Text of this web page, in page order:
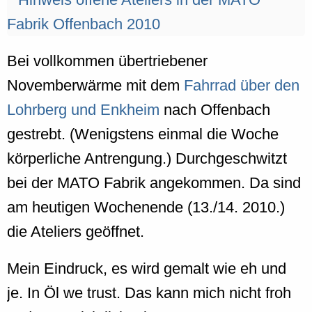
Bei vollkommen übertriebener
Novemberwärme mit dem Fahrrad über den
Lohrberg und Enkheim nach Offenbach
gestrebt. (Wenigstens einmal die Woche
körperliche Antrengung.) Durchgeschwitzt
bei der MATO Fabrik angekommen. Da sind
am heutigen Wochenende (13./14. 2010.)
die Ateliers geöffnet.
Mein Eindruck, es wird gemalt wie eh und
je. In Öl we trust. Das kann mich nicht froh